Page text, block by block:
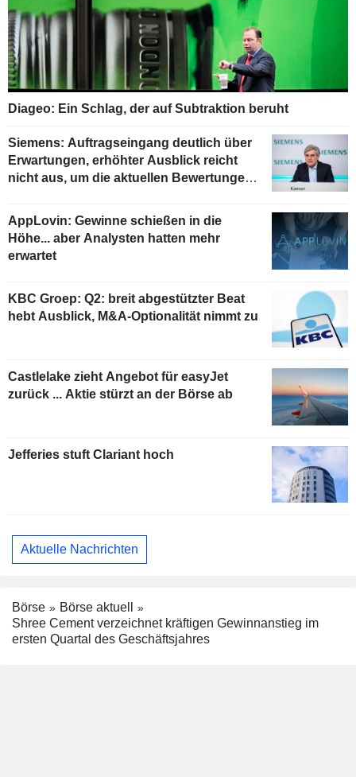
Diageo: Ein Schlag, der auf Subtraktion beruht
Siemens: Auftragseingang deutlich über
Erwartungen, erhöhter Ausblick reicht
nicht aus, um die aktuellen Bewertungen
AppLovin: Gewinne schießen in die
Höhe... aber Analysten hatten mehr
erwartet
KBC Groep: Q2: breit abgestützter Beat
hebt Ausblick, M&A-Optionalität nimmt zu
Castlelake zieht Angebot für easyJet
zurück ... Aktie stürzt an der Börse ab
Jefferies stuft Clariant hoch
Aktuelle Nachrichten
Börse
Börse aktuell
Shree Cement verzeichnet kräftigen Gewinnanstieg im
ersten Quartal des Geschäftsjahres